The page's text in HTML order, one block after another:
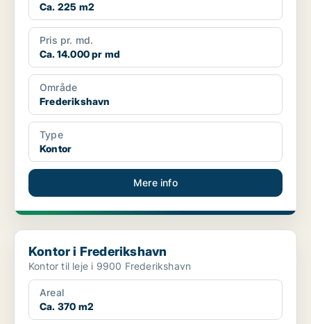
Ca. 225 m2
Pris pr. md.
Ca. 14.000 pr md
Område
Frederikshavn
Type
Kontor
Mere info
Kontor i Frederikshavn
Kontor i Frederikshavn
Kontor til leje i 9900 Frederikshavn
Areal
Ca. 370 m2